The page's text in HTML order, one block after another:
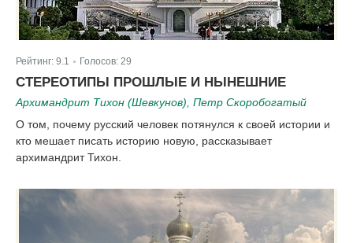
Рейтинг: 9.1 Голосов: 29
СТЕРЕОТИПЫ ПРОШЛЫЕ И НЫНЕШНИЕ
Архимандрит Тихон (Шевкунов), Петр Скоробогатый
О том, почему русский человек потянулся к своей истории и
кто мешает писать историю новую, рассказывает
архимандрит Тихон.